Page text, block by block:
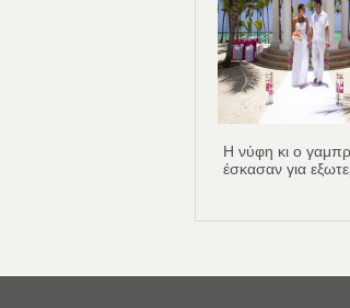
Η νύφη κι ο
έσκασαν για